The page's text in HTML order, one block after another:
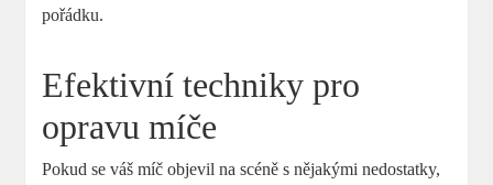
pořádku.
Efektivní techniky pro
opravu míče
Pokud se váš míč objevil na scéně s nějakými nedostatky,